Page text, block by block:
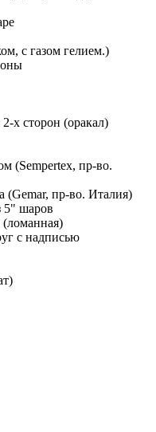
с газом гелием.)
х сторон (оракал)
(Sempertex, пр-во.
(Gemar, пр-во. Италия)
5" шаров
(ломанная)
с надписью